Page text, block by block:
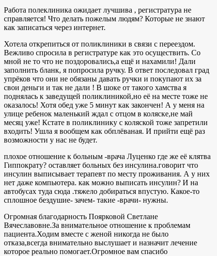
Работа полеклиника ожидает лучшива , регистратура не
справляется! Что делать пожелым людям? Которые не знают
как записаться через интернет.
Хотела открепиться от поликлиники в связи с переездом.
Вежливо спросила в регистратуре как это осуществить. Со
мной не то что не поздоровались,а ещё и нахамили! Дали
заполнить бланк, я попросила ручку. В ответ последовал град
упрёков что они не обязаны давать ручки и покупают их за
свои деньги и так не дали ! В шоке от такого хамства я
поднялась к заведущей поликлиникой,но её на месте тоже не
оказалось! Хотя обед уже 5 минут как закончен! А у меня на
улице ребенок маленький ждал с отцом в коляске,не май
месяц уже! Кстате в поликлинику с коляской тоже запретили
входить! Ушла я вообщем как обплёваная. И прийти ещё раз
возможности у нас не будет.
плохое отношение к больным -врача Луценко где же её клятва
Гиппократу? оставляет больных без инсулина.говорит что
инсулин выписывает терапевт по месту проживания. А у них
нет даже компьютера. как можно выписать инсулин? И на
автобусах туда сюда .тяжело добираться впустую. Какое-то
сплошное бездушие- зачем- такие -врачи- нужны.
Огромная благодарность Поярковой Светлане
Вячеславовне.За внимательное отношение к проблемам
пациента.Ходим вместе с женой никогда не было
отказа,всегда внимательно выслушает и назначит лечение
которое реально помогает.Огромное вам спасибо